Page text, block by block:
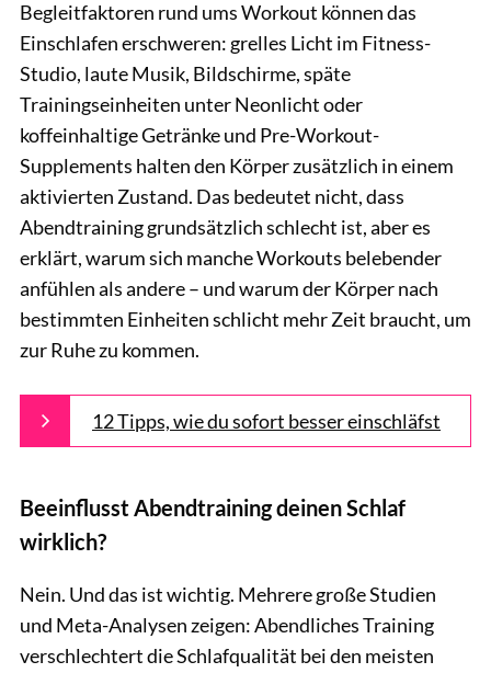
Begleitfaktoren rund ums Workout können das
Einschlafen erschweren: grelles Licht im Fitness-
Studio, laute Musik, Bildschirme, späte
Trainingseinheiten unter Neonlicht oder
koffeinhaltige Getränke und Pre-Workout-
Supplements halten den Körper zusätzlich in einem
aktivierten Zustand. Das bedeutet nicht, dass
Abendtraining grundsätzlich schlecht ist, aber es
erklärt,warum sich manche Workouts belebender
anfühlen als andere – und warum der Körper nach
bestimmten Einheiten schlicht mehr Zeit braucht, um
zur Ruhe zu kommen.
12 Tipps, wie du sofort besser einschläfst
Beeinflusst Abendtraining deinen Schlaf
wirklich?
Nein. Und das ist wichtig. Mehrere große Studien
und Meta-Analysen zeigen: Abendliches Training
verschlechtert die Schlafqualität bei den meisten